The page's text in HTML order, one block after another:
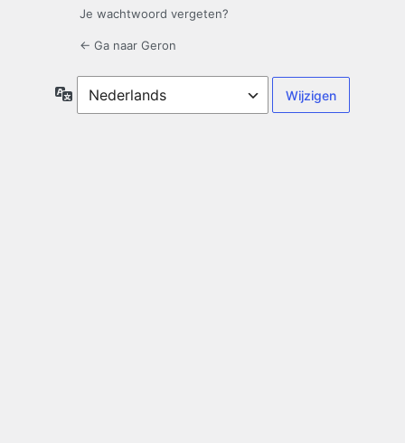
Je wachtwoord vergeten?
← Ga naar Geron
Taal